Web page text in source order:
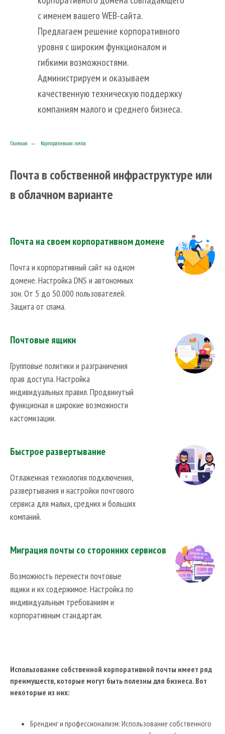
Виртуальные рабочие места
Поставка ИТ-оборудования
Облачное хранение
Корпоративная почта
Цифровой офис
Linux и Open Source решения
с именем вашего WEB-сайта.
Предлагаем решение корпоративного
уровня с широким функционалом и
гибкими возможностями.
Администрируем и оказываем
качественную техническую поддержку
компаниям малого и среднего бизнеса.
Главная → Корпоративная почта
Почта в собственной инфраструктуре или
в облачном варианте
Почта на своем корпоративном домене
Почта и корпоративный сайт на одном
домене. Настройка DNS и автономных
зон. От 5 до 50.000 пользователей.
Защита от спама.
Почтовые ящики
Групповые политики и разграничения
прав доступа. Настройка
индивидуальных правил. Продвинутый
функционал и широкие возможности
кастомизации.
Быстрое развертывание
Отлаженная технология подключения,
развертывания и настройки почтового
сервиса для малых, средних и больших
компаний.
Миграция почты со сторонних сервисов
Возможность перенести почтовые
ящики и их содержимое. Настройка по
индивидуальным требованиям и
корпоративным стандартам.
Использование собственной корпоративной почты имеет ряд
преимуществ, которые могут быть полезны для бизнеса. Вот
некоторые из них:
Брендинг и профессионализм: Использование собственного